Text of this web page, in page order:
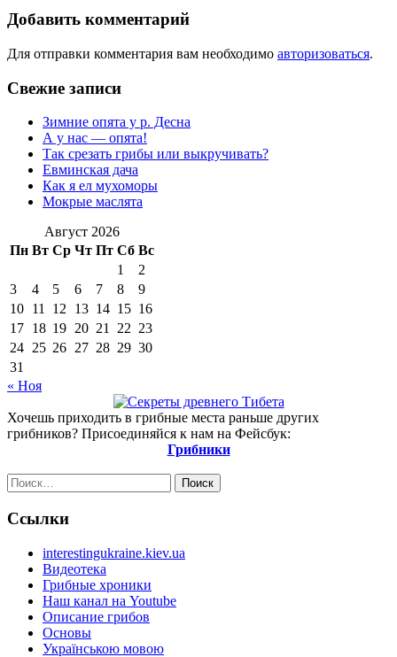
записям
Добавить комментарий
Для отправки комментария вам необходимо авторизоваться.
Свежие записи
Зимние опята у р. Десна
А у нас — опята!
Так срезать грибы или выкручивать?
Евминская дача
Как я ел мухоморы
Мокрые маслята
Август 2026
Пн Вт Ср Чт Пт Сб Вс
1
2
3
4 5 6 7 8
9
10 11 12 13 14 15 16
17 18 19 20 21 22 23
24 25 26 27 28 29 30
31
« Ноя
Хочешь приходить в грибные места раньше других
грибников? Присоединяйся к нам на Фейсбук:
Грибники
Найти:
Ссылки
interestingukraine.kiev.ua
Видеотека
Грибные хроники
Наш канал на Youtube
Описание грибов
Основы
Українською мовою